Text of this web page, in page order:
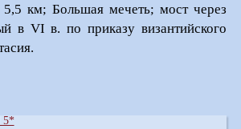
5,5 км; Большая мечеть; мост через
в VI в. по приказу византийского